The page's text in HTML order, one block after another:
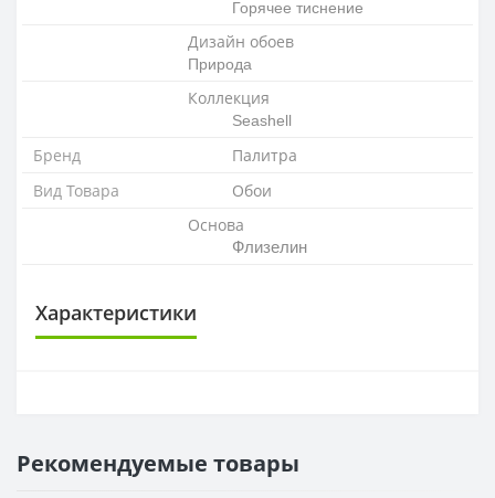
Горячее тиснение
Дизайн обоев
Природа
Коллекция
Seashell
Бренд
Палитра
Вид Товара
Обои
Основа
Флизелин
Характеристики
РАППОРТ
Рекомендуемые товары